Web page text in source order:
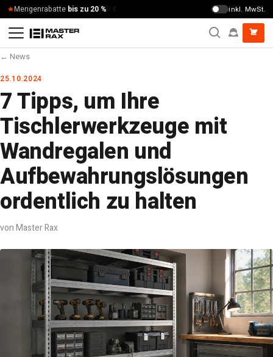
Zum Inhalt springen
Mengenrabatte bis zu 20 % inkl. MwSt.
← News
25.10.2024
7 Tipps, um Ihre
Tischlerwerkzeuge mit
Wandregalen und
Aufbewahrungslösungen
ordentlich zu halten
von Master Rax